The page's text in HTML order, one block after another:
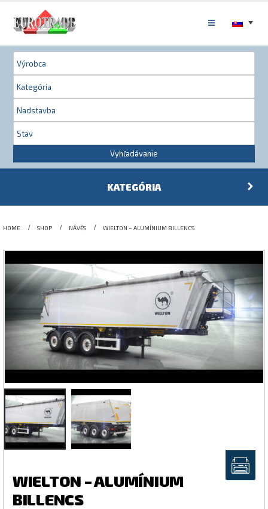
Vyhľadávanie
KATEGÓRIA
HOME SHOP NÁVĚS WIELTON – ALUMÍNIUM BILLENCS
WIELTON – ALUMÍNIUM
BILLENCS